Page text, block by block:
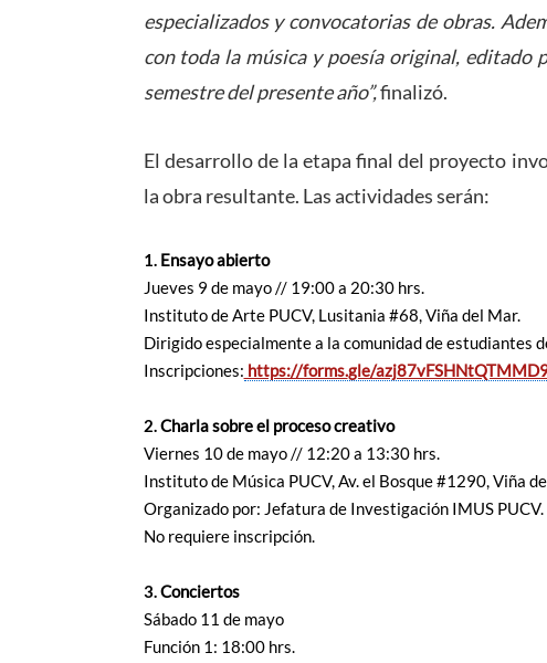
especializados y convocatorias de obras.
con toda la música y poesía original, editado
semestre del presente año”,finalizó.
El desarrollo de la etapa final del proyecto
la obra resultante. Las actividades serán:
1. Ensayo abierto
Jueves 9 de mayo // 19:00 a 20:30 hrs.
Instituto de Arte PUCV, Lusitania #68, Viña del Mar.
Dirigido especialmente a la comunidad de estudiantes
Inscripciones: https://forms.gle/
2.Charla sobre el proceso creativo
Viernes 10 de mayo // 12:20 a 13:30 hrs.
Instituto de Música PUCV, Av. el Bosque #1290, Viña
Organizado por: Jefatura de Investigación IMUS PUCV.
No requiere inscripción.
3.Conciertos
Sábado 11 de mayo
Función 1: 18:00 hrs.